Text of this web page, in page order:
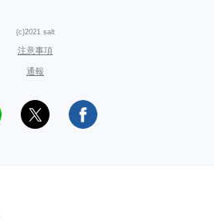
(c)2021 salt
注意事項
通報